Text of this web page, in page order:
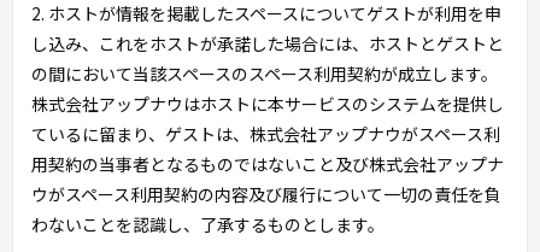
2. ホストが情報を掲載したスペースについてゲストが利用を申
し込み、これをホストが承諾した場合には、ホストとゲストと
の間において当該スペースのスペース利用契約が成立します。
株式会社アップナウはホストに本サービスのシステムを提供し
ているに留まり、ゲストは、株式会社アップナウがスペース利
用契約の当事者となるものではないこと及び株式会社アップナ
ウがスペース利用契約の内容及び履行について一切の責任を負
わないことを認識し、了承するものとします。